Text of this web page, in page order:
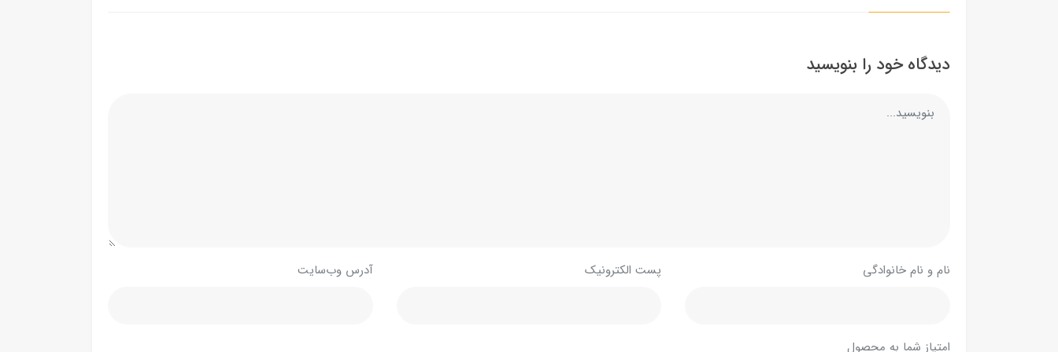
دیدگاه خود را بنویسید
نام و نام خانوادگی پست الکترونیک آدرس وب‌سایت
امتیاز شما به محصول